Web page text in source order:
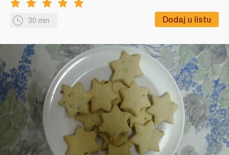
30 min Dodaj u listu